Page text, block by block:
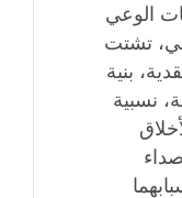
الوعي
تشتت
بنية
نسبية